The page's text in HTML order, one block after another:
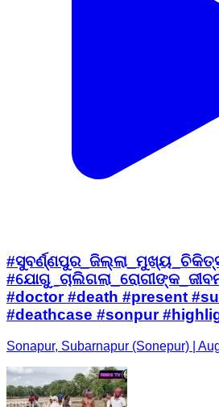
#doctor #death #present
#deathcase #sonpur
Sonapur, Subarnapur (Sonepur) |